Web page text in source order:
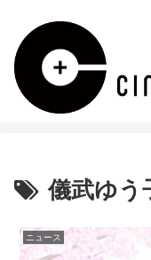
儀武ゆう
ニュース